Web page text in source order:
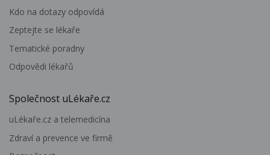
Kdo na dotazy odpovídá
Zeptejte se lékaře
Tematické poradny
Odpovědi lékařů
Společnost uLékaře.cz
uLékaře.cz a telemedicína
Zdraví a prevence ve firmě